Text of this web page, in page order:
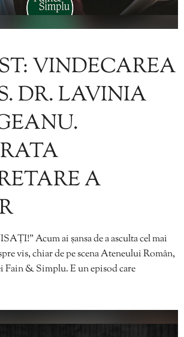
VINDECAREA
DR. LAVINIA
A
Acum ai șansa de a asculta cel mai
vis, chiar de pe scena Ateneului Român,
& Simplu. E un episod care